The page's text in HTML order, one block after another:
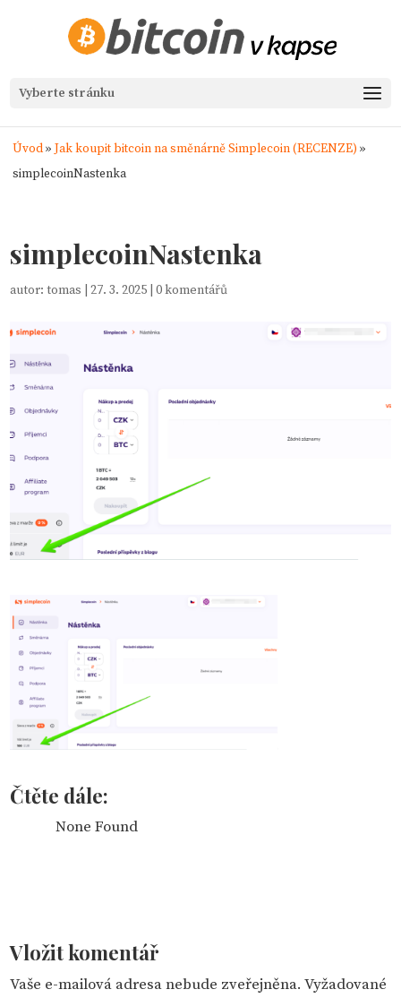
Vyberte stránku
Úvod» Jak koupit bitcoin na směnárně Simplecoin (RECENZE) »
simplecoinNastenka
simplecoinNastenka
autor:tomas |27. 3. 2025 |0 komentářů
Čtěte dále:
None Found
Vložit komentář
Vaše e-mailová adresa nebude zveřejněna. Vyžadované